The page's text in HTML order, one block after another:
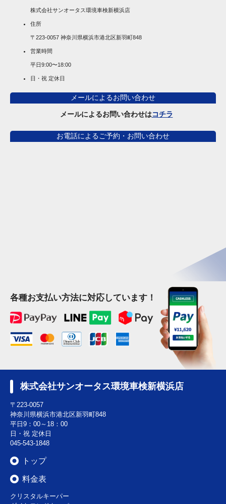
株式会社サンオータス環境車検新横浜店
住所
〒223-0057 神奈川県横浜市港北区新羽町848
営業時間
平日9:00〜18:00
日・祝 定休日
メールによるお問い合わせ
メールによるお問い合わせはコチラ
お電話によるご予約・お問い合わせ
各種お支払い方法に対応しています！
株式会社サンオータス環境車検新横浜店
〒223-0057
神奈川県横浜市港北区新羽町848
平日9：00～18：00
日・祝 定休日
045-543-1848
トップ
料金表
クリスタルキーパー